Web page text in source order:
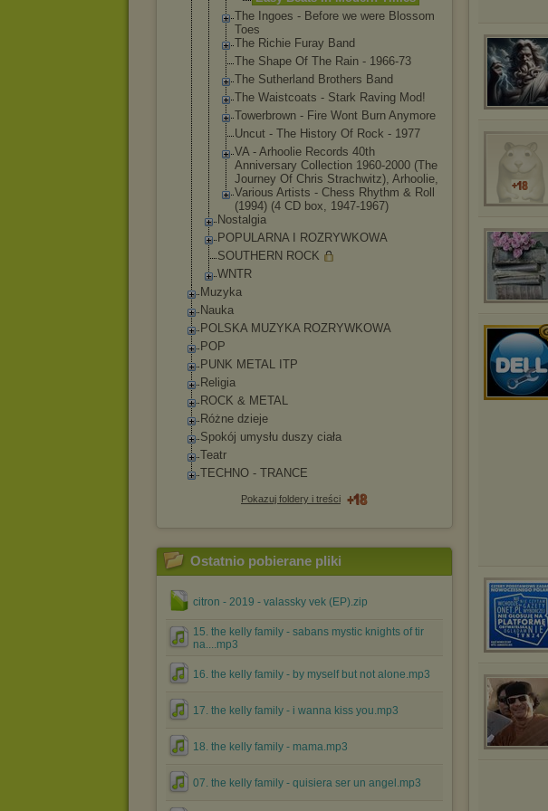
The Ingoes - Before we were Blossom
Toes
The Richie Furay Band
The Shape Of The Rain - 1966-73
The Sutherland Brothers Band
The Waistcoats - Stark Raving Mod!
Towerbrown - Fire Wont Burn Anymore
Uncut - The History Of Rock - 1977
VA - Arhoolie Records 40th
Anniversary Collection 1960-2000 (The
Journey Of Chris Strachwitz), Arhoolie,
Various Artists - Chess Rhythm & Roll
(1994) (4 CD box, 1947-1967)
Nostalgia
POPULARNA I ROZRYWKOWA
SOUTHERN ROCK
WNTR
Muzyka
Nauka
POLSKA MUZYKA ROZRYWKOWA
POP
PUNK METAL ITP
Religia
ROCK & METAL
Różne dzieje
Spokój umysłu duszy ciała
Teatr
TECHNO - TRANCE
Pokazuj foldery i treści
Ostatnio pobierane pliki
citron - 2019 - valassky vek (EP).zip
15. the kelly family - sabans mystic knights of tir
na....mp3
16. the kelly family - by myself but not alone.mp3
17. the kelly family - i wanna kiss you.mp3
18. the kelly family - mama.mp3
07. the kelly family - quisiera ser un angel.mp3